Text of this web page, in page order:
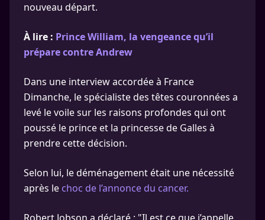
nouveau départ.
À lire : Prince William, la vengeance qu’il
prépare contre Andrew
Dans une interview accordée à France
Dimanche, le spécialiste des têtes couronnées a
levé le voile sur les raisons profondes qui ont
poussé le prince et la princesse de Galles à
prendre cette décision.
Selon lui, le déménagement était une nécessité
après le choc de l’annonce du cancer.